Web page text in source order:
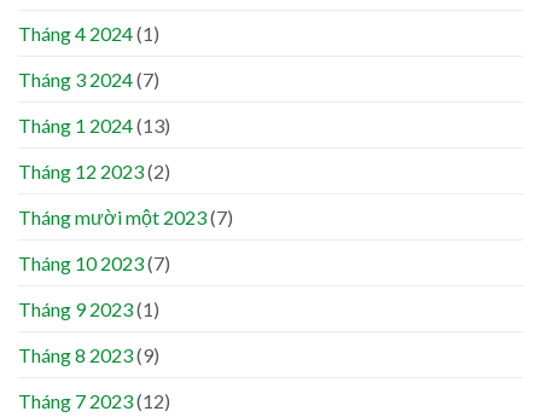
Tháng 4 2024(1)
Tháng 3 2024(7)
Tháng 1 2024(13)
Tháng 12 2023(2)
Tháng mười một 2023(7)
Tháng 10 2023(7)
Tháng 9 2023(1)
Tháng 8 2023(9)
Tháng 7 2023(12)